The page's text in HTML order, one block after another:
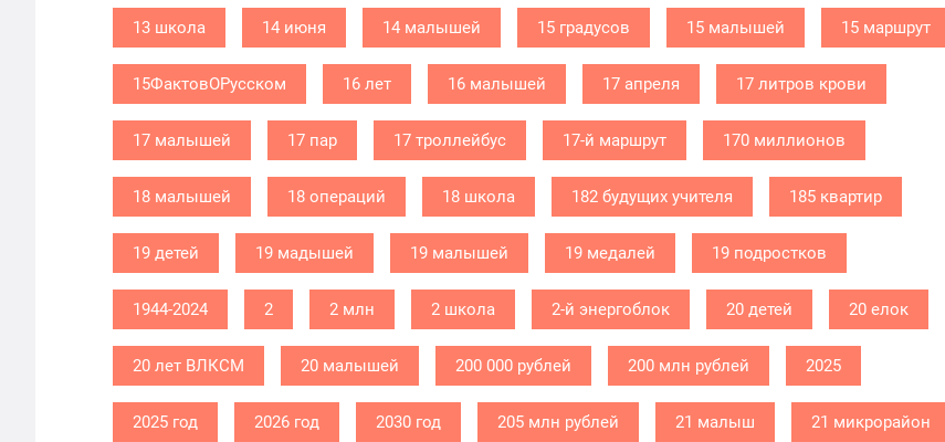
13 школа 14 июня 14 малышей 15 градусов 15 малышей 15 маршрут
15ФактовОРусском 16 лет 16 малышей 17 апреля 17 литров крови
17 малышей 17 пар 17 троллейбус 17-й маршрут 170 миллионов
18 малышей 18 операций 18 школа 182 будущих учителя 185 квартир
19 детей 19 мадышей 19 малышей 19 медалей 19 подростков
1944-2024 2 2 млн 2 школа 2-й энергоблок 20 детей 20 елок
20 лет ВЛКСМ 20 малышей 200 000 рублей 200 млн рублей 2025
2025 год 2026 год 2030 год 205 млн рублей 21 малыш 21 микрорайон